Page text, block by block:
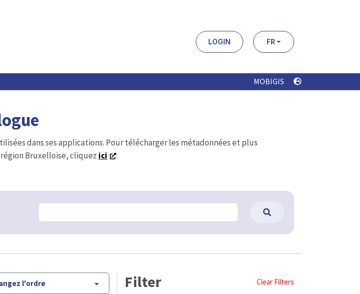
LOGIN FR
MOBIGIS
dans ses applications. Pour télécharger les métadonnées et plus
Bruxelloise, cliquez ici .
l'ordre Filter Clear Filters